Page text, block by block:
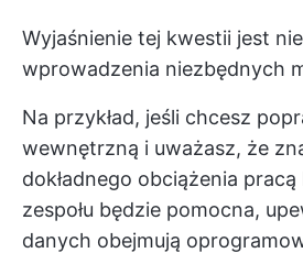
Wyjaśnienie tej kwestii jest
wprowadzenia niezbędnych
Na przykład, jeśli chcesz
wewnętrzną i uważasz, że
dokładnego obciążenia pracą
zespołu będzie pomocna,
danych obejmują